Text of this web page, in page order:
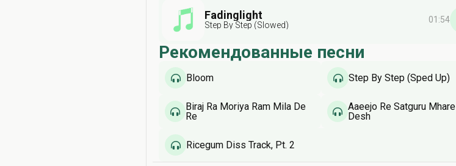
Fadinglight
Step By Step (Slowed)
01:54
Рекомендованные песни
Bloom Step By Step (Sped Up)
Biraj Ra Moriya Ram Mila De
Re
Aaeejo Re Satguru Mhare
Desh
Ricegum Diss Track, Pt. 2